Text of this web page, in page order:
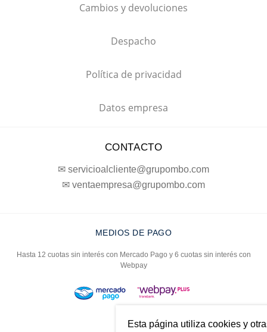
Cambios y devoluciones
Despacho
Política de privacidad
Datos empresa
CONTACTO
✉ servicioalcliente@grupombo.com
✉ ventaempresa@grupombo.com
MEDIOS DE PAGO
Hasta 12 cuotas sin interés con Mercado Pago y 6 cuotas sin interés con
Webpay
Esta página utiliza cookies y